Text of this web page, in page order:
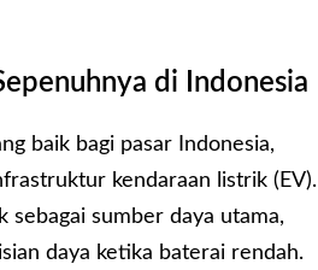
di Indonesia
baik bagi pasar Indonesia,
kendaraan listrik (EV).
sebagai sumber daya utama,
daya ketika baterai rendah.